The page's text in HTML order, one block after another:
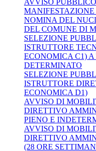
NOMINA DEL
DEL COMUNE DI
SELEZIONE
ISTRUTTORE
ECONOMICA C1)
DETERMINATO
SELEZIONE
ISTRUTTORE
ECONOMICA D1)
AVVISO DI
DIRETTIVO
PIENO E
AVVISO DI
DIRETTIVO
(28 ORE